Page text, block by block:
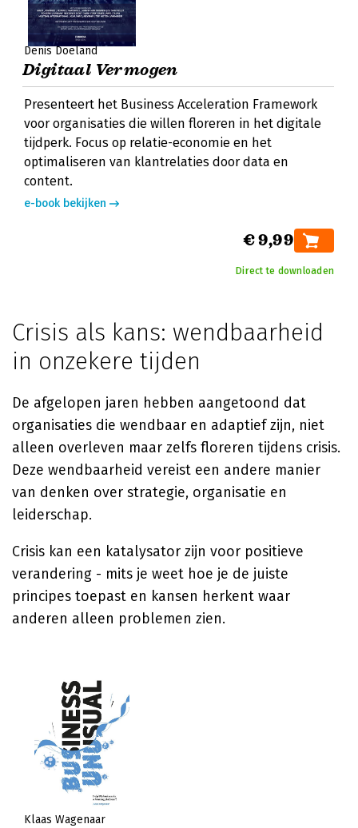
Denis Doeland
Digitaal Vermogen
Presenteert het Business Acceleration Framework
voor organisaties die willen floreren in het digitale
tijdperk. Focus op relatie-economie en het
optimaliseren van klantrelaties door data en
content.
e-book bekijken
€ 9,99
Direct te downloaden
Crisis als kans: wendbaarheid
in onzekere tijden
De afgelopen jaren hebben aangetoond dat
organisaties die wendbaar en adaptief zijn, niet
alleen overleven maar zelfs floreren tijdens crisis.
Deze wendbaarheid vereist een andere manier
van denken over strategie, organisatie en
leiderschap.
Crisis kan een katalysator zijn voor positieve
verandering - mits je weet hoe je de juiste
principes toepast en kansen herkent waar
anderen alleen problemen zien.
Klaas Wagenaar